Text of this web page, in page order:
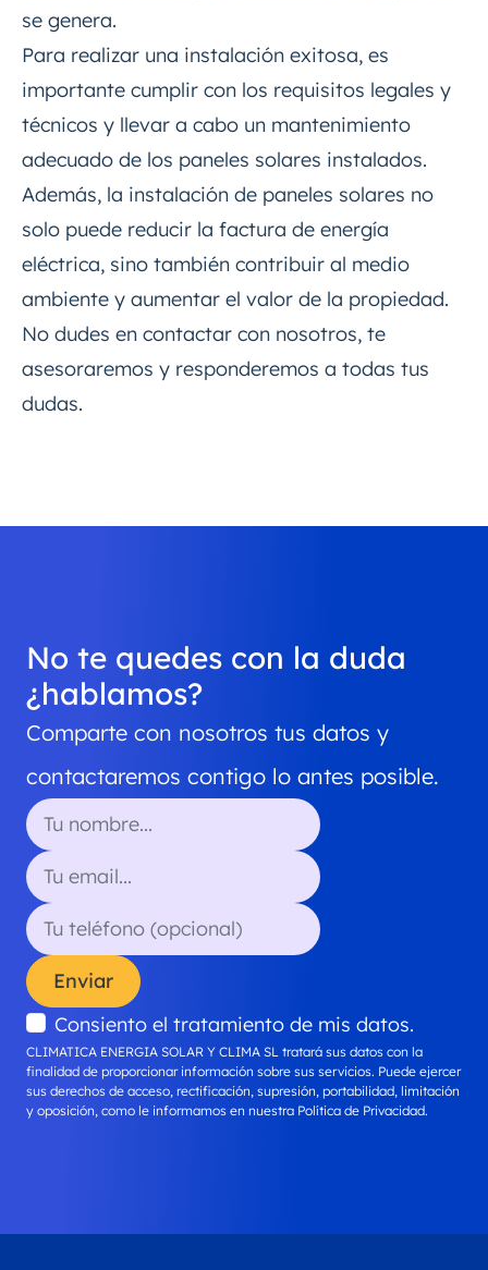
se genera.
Para realizar una instalación exitosa, es
importante cumplir con los requisitos legales y
técnicos y llevar a cabo un mantenimiento
adecuado de los paneles solares instalados.
Además, la instalación de paneles solares no
solo puede reducir la factura de energía
eléctrica, sino también contribuir al medio
ambiente y aumentar el valor de la propiedad.
No dudes en contactar con nosotros, te
asesoraremos y responderemos a todas tus
dudas.
No te quedes con la duda
¿hablamos?
Comparte con nosotros tus datos y
contactaremos contigo lo antes posible.
Enviar
Consiento el tratamiento de mis datos.
CLIMATICA ENERGIA SOLAR Y CLIMA SL tratará sus datos con la
finalidad de proporcionar información sobre sus servicios. Puede ejercer
sus derechos de acceso, rectificación, supresión, portabilidad, limitación
y oposición, como le informamos en nuestra Política de Privacidad.